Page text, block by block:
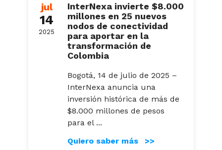
jul
14
2025
InterNexa invierte $8.000
millones en 25 nuevos
nodos de conectividad
para aportar en la
transformación de
Colombia
Bogotá, 14 de julio de 2025 –
InterNexa anuncia una
inversión histórica de más de
$8.000 millones de pesos
para el ...
Quiero saber más >>